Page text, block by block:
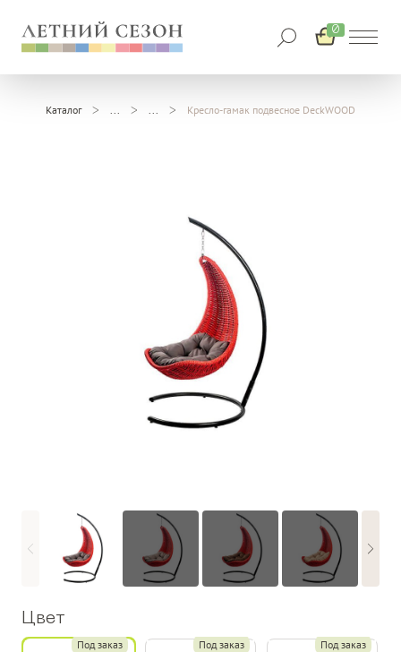
0
Каталог Кресло-гамак подвесное DeckWOOD
Цвет
Под заказ Под заказ Под заказ